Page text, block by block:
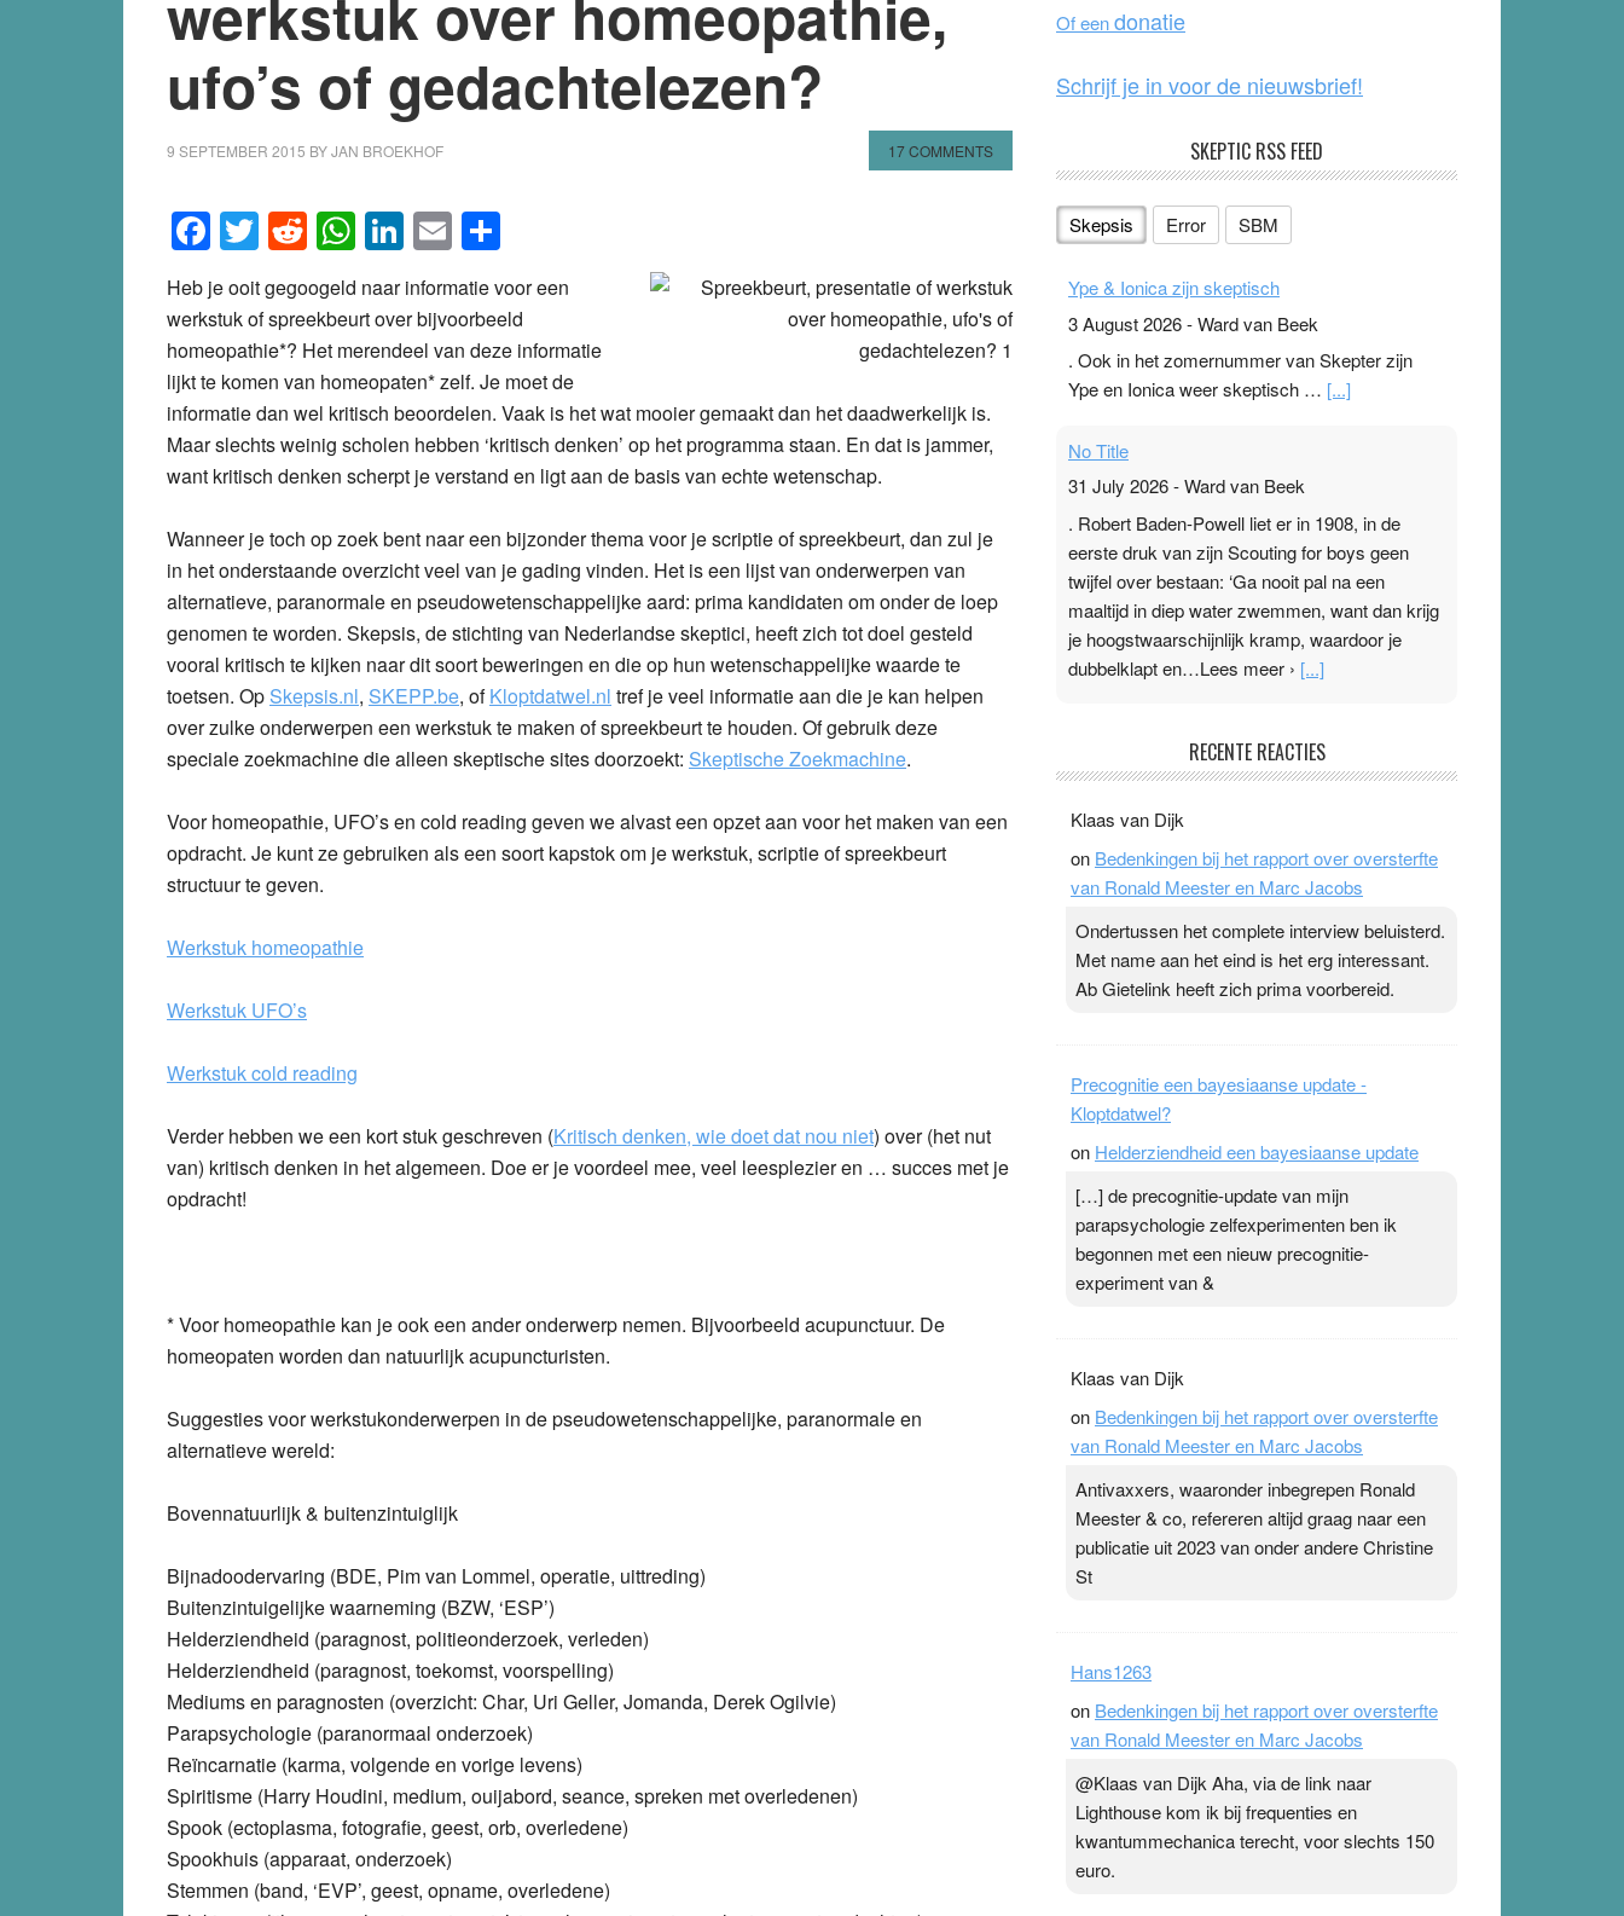
ufo’s of gedachtelezen?
9 SEPTEMBER 2015 BYJAN BROEKHOF 17 COMMENTS
Facebook
Twitter
Reddit
WhatsApp
LinkedIn
Email
Heb je ooit gegoogeld naar informatie voor een
werkstuk of spreekbeurt over bijvoorbeeld
homeopathie*? Het merendeel van deze informatie
lijkt te komen van homeopaten* zelf. Je moet de
informatie dan wel kritisch beoordelen. Vaak is het wat mooier gemaakt dan het daadwerkelijk is.
Maar slechts weinig scholen hebben ‘kritisch denken’ op het programma staan. En dat is jammer,
want kritisch denken scherpt je verstand en ligt aan de basis van echte wetenschap.
Wanneer je toch op zoek bent naar een bijzonder thema voor je scriptie of spreekbeurt, dan zul je
in het onderstaande overzicht veel van je gading vinden. Het is een lijst van onderwerpen van
alternatieve, paranormale en pseudowetenschappelijke aard: prima kandidaten om onder de loep
genomen te worden. Skepsis, de stichting van Nederlandse skeptici, heeft zich tot doel gesteld
vooral kritisch te kijken naar dit soort beweringen en die op hun wetenschappelijke waarde te
toetsen. Op Skepsis.nl, SKEPP.be, ofKloptdatwel.nl tref je veel informatie aan die je kan helpen
over zulke onderwerpen een werkstuk te maken of spreekbeurt te houden. Of gebruik deze
speciale zoekmachine die alleen skeptische sites doorzoekt: Skeptische Zoekmachine.
Voor homeopathie, UFO’s en cold reading geven we alvast een opzet aan voor het maken van een
opdracht. Je kunt ze gebruiken als een soort kapstok om je werkstuk, scriptie of spreekbeurt
structuur te geven.
Werkstuk homeopathie
Werkstuk UFO’s
Werkstuk cold reading
Verder hebben we een kort stuk geschreven (Kritisch denken, wie doet dat nou niet) over (het nut
van) kritisch denken in het algemeen. Doe er je voordeel mee, veel leesplezier en … succes met je
opdracht!
* Voor homeopathie kan je ook een ander onderwerp nemen. Bijvoorbeeld acupunctuur. De
homeopaten worden dan natuurlijk acupuncturisten.
Suggesties voor werkstukonderwerpen in de pseudowetenschappelijke, paranormale en
alternatieve wereld:
Bovennatuurlijk & buitenzintuiglijk
Bijnadoodervaring (BDE, Pim van Lommel, operatie, uittreding)
Buitenzintuigelijke waarneming (BZW, ‘ESP’)
Helderziendheid (paragnost, politieonderzoek, verleden)
Helderziendheid (paragnost, toekomst, voorspelling)
Mediums en paragnosten (overzicht: Char, Uri Geller, Jomanda, Derek Ogilvie)
Parapsychologie (paranormaal onderzoek)
Reïncarnatie (karma, volgende en vorige levens)
Spiritisme (Harry Houdini, medium, ouijabord, seance, spreken met overledenen)
Spook (ectoplasma, fotografie, geest, orb, overledene)
Spookhuis (apparaat, onderzoek)
Stemmen (band, ‘EVP’, geest, opname, overledene)
k
Of eendonatie
Schrijf je in voor de nieuwsbrief!
SKEPTIC RSS FEED
Skepsis Error SBM
Ype & Ionica zijn skeptisch
3 August 2026-Ward van Beek
. Ook in het zomernummer van Skepter zijn
Ype en Ionica weer skeptisch … [...]
No Title
31 July 2026-Ward van Beek
. Robert Baden-Powell liet er in 1908, in de
eerste druk van zijn Scouting for boys geen
twijfel over bestaan: ‘Ga nooit pal na een
maaltijd in diep water zwemmen, want dan krijg
je hoogstwaarschijnlijk kramp, waardoor je
dubbelklapt en…Lees meer › [...]
Ward van Beek
topsporters. Ze hopen ermee hun hartslag te
verlagen terwijl ze meer zuurstof opnemen.
Daarop heeft zo’n pleister geen effect. Maar het
zijn. Door…Lees meer Pleisterplakkers in de
topspsort › [...]
RECENTE REACTIES
Klaas van Dijk
on Bedenkingen bij het rapport over oversterfte
van Ronald Meester en Marc Jacobs
Ondertussen het complete interview beluisterd.
Met name aan het eind is het erg interessant.
Ab Gietelink heeft zich prima voorbereid.
Precognitie een bayesiaanse update -
Kloptdatwel?
on Helderziendheid een bayesiaanse update
[…] de precognitie-update van mijn
parapsychologie zelfexperimenten ben ik
begonnen met een nieuw precognitie-
experiment van &
Klaas van Dijk
on Bedenkingen bij het rapport over oversterfte
van Ronald Meester en Marc Jacobs
Antivaxxers, waaronder inbegrepen Ronald
Meester & co, refereren altijd graag naar een
publicatie uit 2023 van onder andere Christine
St
Hans1263
on Bedenkingen bij het rapport over oversterfte
van Ronald Meester en Marc Jacobs
@Klaas van Dijk Aha, via de link naar
Lighthouse kom ik bij frequenties en
kwantummechanica terecht, voor slechts 150
euro.